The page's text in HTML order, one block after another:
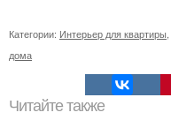
Категории: Интерьер для квартиры,
дома
Читайте также